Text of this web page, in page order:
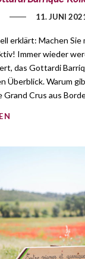
11. JUNI
erklärt: Machen
Immer wieder
das Gottardi
Überblick. Warum
Grand Crus aus